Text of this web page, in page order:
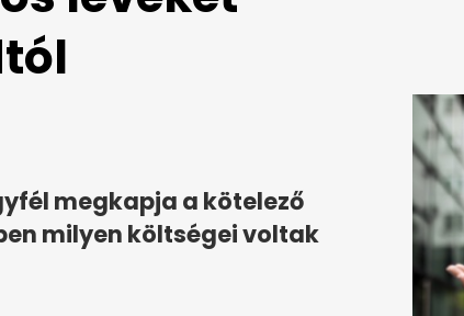
megkapja a kötelező
milyen költségei voltak